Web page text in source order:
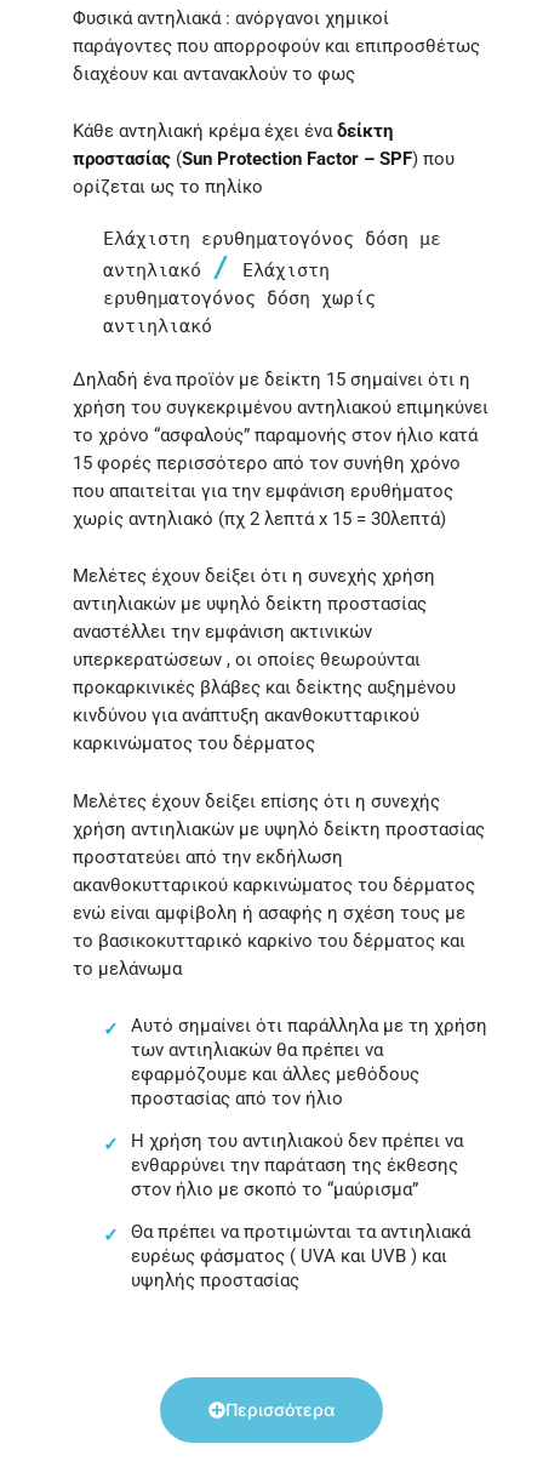
Φυσικά αντηλιακά : ανόργανοι χημικοί
παράγοντες που απορροφούν και επιπροσθέτως
διαχέουν και αντανακλούν το φως
Κάθε αντηλιακή κρέμα έχει έναδείκτη
προστασίας (Sun Protection Factor – SPF) που
ορίζεται ως το πηλίκο
Ελάχιστη ερυθηματογόνος δόση με
αντηλιακό
/
Ελάχιστη
ερυθηματογόνος δόση χωρίς
αντιηλιακό
Δηλαδή ένα προϊόν με δείκτη 15 σημαίνει ότι η
χρήση του συγκεκριμένου αντηλιακού επιμηκύνει
το χρόνο “ασφαλούς” παραμονής στον ήλιο κατά
15 φορές περισσότερο από τον συνήθη χρόνο
που απαιτείται για την εμφάνιση ερυθήματος
χωρίς αντηλιακό (πχ 2 λεπτά x 15 = 30λεπτά)
Μελέτες έχουν δείξει ότι η συνεχής χρήση
αντιηλιακών με υψηλό δείκτη προστασίας
αναστέλλει την εμφάνιση ακτινικών
υπερκερατώσεων , οι οποίες θεωρούνται
προκαρκινικές βλάβες και δείκτης αυξημένου
κινδύνου για ανάπτυξη ακανθοκυτταρικού
καρκινώματος του δέρματος
Μελέτες έχουν δείξει επίσης ότι η συνεχής
χρήση αντιηλιακών με υψηλό δείκτη προστασίας
προστατεύει από την εκδήλωση
ακανθοκυτταρικού καρκινώματος του δέρματος
ενώ είναι αμφίβολη ή ασαφής η σχέση τους με
το βασικοκυτταρικό καρκίνο του δέρματος και
το μελάνωμα
Αυτό σημαίνει ότι παράλληλα με τη χρήση
των αντιηλιακών θα πρέπει να
εφαρμόζουμε και άλλες μεθόδους
προστασίας από τον ήλιο
Η χρήση του αντιηλιακού δεν πρέπει να
ενθαρρύνει την παράταση της έκθεσης
στον ήλιο με σκοπό το “μαύρισμα”
Θα πρέπει να προτιμώνται τα αντιηλιακά
ευρέως φάσματος ( UVA και UVB ) και
υψηλής προστασίας
Περισσότερα